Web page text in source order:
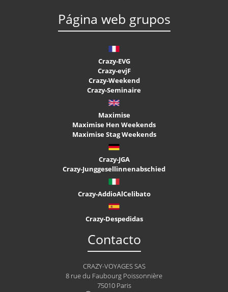
Página web grupos
Crazy-EVG
Crazy-evjF
Crazy-Weekend
Crazy-Seminaire
Maximise
Maximise Hen Weekends
Maximise Stag Weekends
Crazy-JGA
Crazy-Junggesellinnenabschied
Crazy-AddioAlCelibato
Crazy-Despedidas
Contacto
CRAZY-VOYAGES SAS
8 rue du Faubourg Poissonnière
75010 Paris